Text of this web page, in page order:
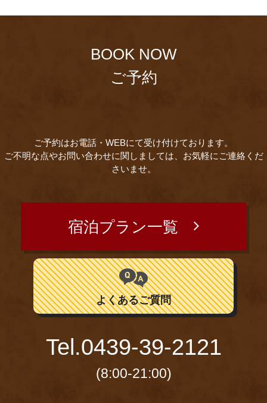
BOOK NOW
ご予約
ご予約はお電話・WEBにて受け付けております。
ご不明な点やお問い合わせに関しましては、お気軽にご連絡くだ
さいませ。
宿泊プラン一覧
よくあるご質問
Tel.0439-39-2121
(8:00-21:00)